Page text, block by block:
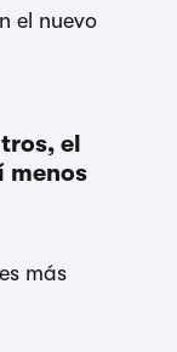
el nuevo
el
menos
más